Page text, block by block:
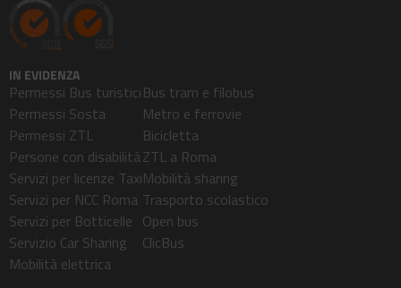
IN EVIDENZA
Permessi Bus turistici
Permessi Sosta
Permessi ZTL
Persone con disabilità
Servizi per licenze Taxi
Servizi per NCC Roma
Servizi per Botticelle
Servizio Car Sharing
Mobilità elettrica
Bus tram e filobus
Metro e ferrovie
Bicicletta
ZTL a Roma
Mobilità sharing
Trasporto scolastico
Open bus
ClicBus